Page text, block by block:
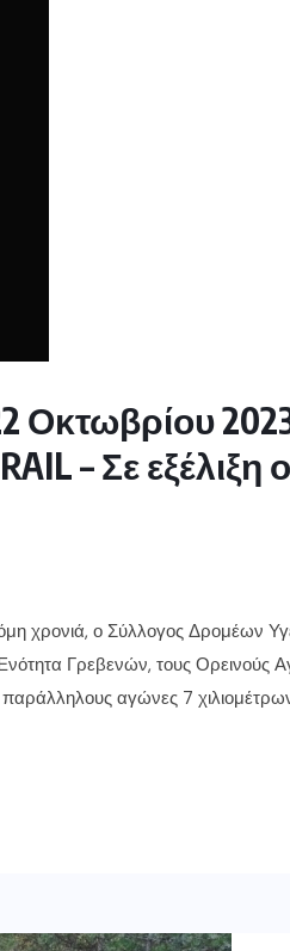
2023
– Σε εξέλιξη
χρονιά, ο Σύλλογος Δρομέων
Γρεβενών, τους Ορεινούς
αγώνες 7